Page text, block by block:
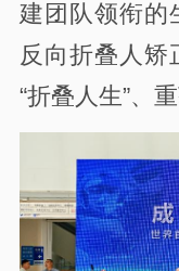
建团队领衔的
反向折叠人矫
“折叠人生”、